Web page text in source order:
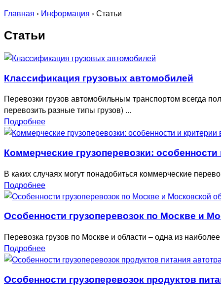
Главная › Информация › Статьи
Статьи
Классификация грузовых автомобилей
Перевозки грузов автомобильным транспортом всегда
перевозить разные типы грузов) ...
Подробнее
Коммерческие грузоперевозки:
В каких случаях могут понадобиться коммерческие
Подробнее
Особенности грузоперевозок по Москве и
Перевозка грузов по Москве и области – одна из
Подробнее
Особенности грузоперевозок продуктов